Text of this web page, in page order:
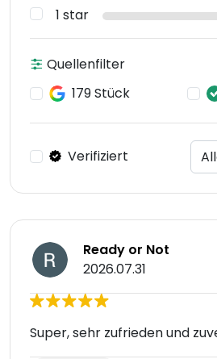
1 star
Quellenfilter
179 Stück
Verifiziert
Ready or Not
2026.07.31
Super, sehr zufrieden und